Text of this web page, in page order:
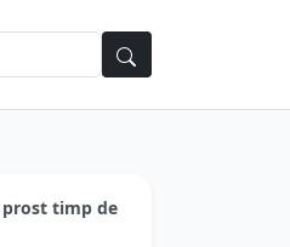
prost timp de